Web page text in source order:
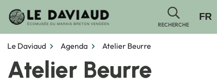
RECHERCHE
FR
Le Daviaud Agenda Atelier Beurre
Atelier Beurre